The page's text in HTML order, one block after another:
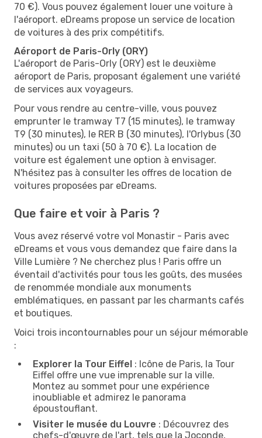
70 €). Vous pouvez également louer une voiture à
l'aéroport. eDreams propose un service de location
de voitures à des prix compétitifs.
Aéroport de Paris-Orly (ORY)
L'aéroport de Paris-Orly (ORY) est le deuxième
aéroport de Paris, proposant également une variété
de services aux voyageurs.
Pour vous rendre au centre-ville, vous pouvez
emprunter le tramway T7 (15 minutes), le tramway
T9 (30 minutes), le RER B (30 minutes), l'Orlybus (30
minutes) ou un taxi (50 à 70 €). La location de
voiture est également une option à envisager.
N'hésitez pas à consulter les offres de location de
voitures proposées par eDreams.
Que faire et voir à Paris ?
Vous avez réservé votre vol Monastir - Paris avec
eDreams et vous vous demandez que faire dans la
Ville Lumière ? Ne cherchez plus ! Paris offre un
éventail d'activités pour tous les goûts, des musées
de renommée mondiale aux monuments
emblématiques, en passant par les charmants cafés
et boutiques.
Voici trois incontournables pour un séjour mémorable
:
Explorer la Tour Eiffel : Icône de Paris, la Tour
Eiffel offre une vue imprenable sur la ville.
Montez au sommet pour une expérience
inoubliable et admirez le panorama
époustouflant.
Visiter le musée du Louvre : Découvrez des
chefs-d'œuvre de l'art, tels que la Joconde,